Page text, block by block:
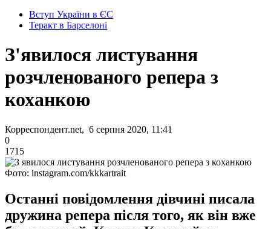
Вступ України в ЄС
Теракт в Барселоні
З'явилося листування
розчленованого репера з
коханкою
Корреспондент.net, 6 серпня 2020, 11:41
0
1715
Фото: instagram.com/kkkartrait
Останні повідомлення дівчині писала
дружина репера після того, як він вже